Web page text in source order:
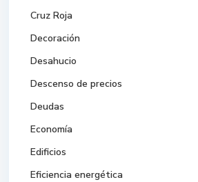
Cruz Roja
Decoración
Desahucio
Descenso de precios
Deudas
Economía
Edificios
Eficiencia energética